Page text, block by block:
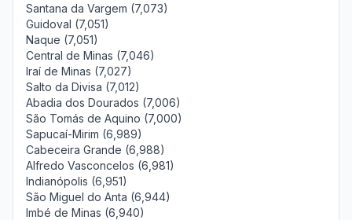
Santana da Vargem (7,073)
Guidoval (7,051)
Naque (7,051)
Central de Minas (7,046)
Iraí de Minas (7,027)
Salto da Divisa (7,012)
Abadia dos Dourados (7,006)
São Tomás de Aquino (7,000)
Sapucaí-Mirim (6,989)
Cabeceira Grande (6,988)
Alfredo Vasconcelos (6,981)
Indianópolis (6,951)
São Miguel do Anta (6,944)
Imbé de Minas (6,940)